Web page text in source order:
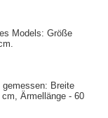
Models: Größe
Breite
Ärmellänge - 60